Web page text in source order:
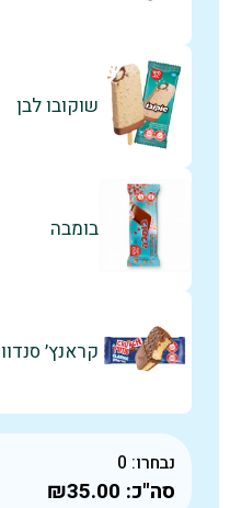
שוקובו לבן
בומבה
קראנץ׳
נבחרו: 0
סה"כ: ₪35.00